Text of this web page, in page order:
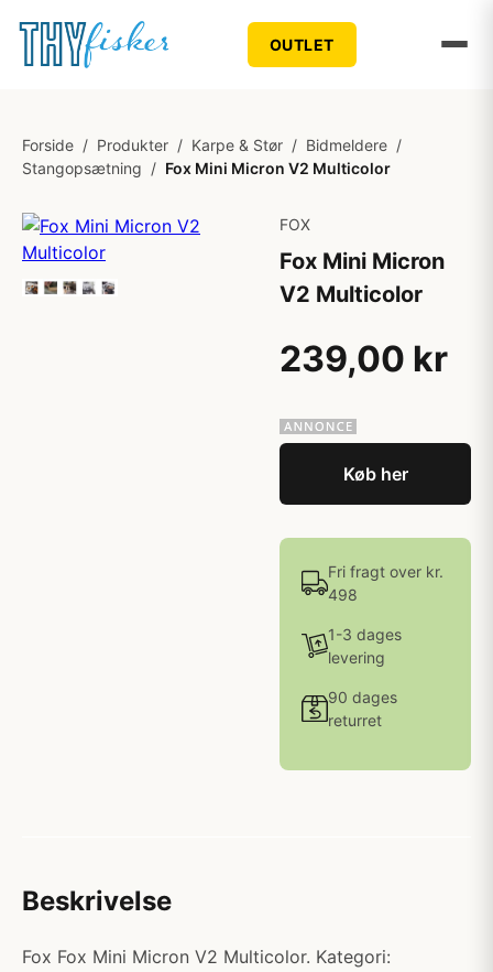
OUTLET
Forside / Produkter / Karpe & Stør / Bidmeldere /
Stangopsætning / Fox Mini Micron V2 Multicolor
FOX
Fox Mini Micron
V2 Multicolor
239,00 kr
Køb her
Fri fragt over kr.
498
1-3 dages
levering
90 dages
returret
Beskrivelse
Fox Fox Mini Micron V2 Multicolor. Kategori: